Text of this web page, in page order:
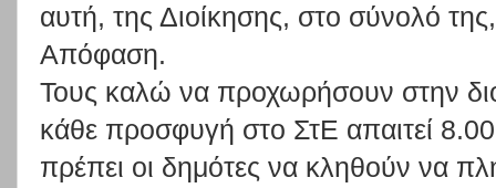
αυτή, της Διοίκησης, στο σύνολό
Απόφαση.
Τους καλώ να προχωρήσουν στην
κάθε προσφυγή στο ΣτΕ απαιτεί
πρέπει οι δημότες να κληθούν να